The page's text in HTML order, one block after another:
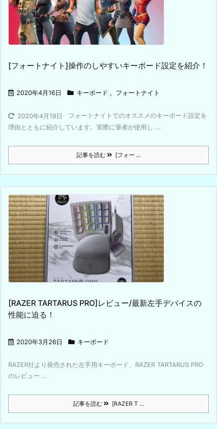
[フォートナイト]操作のしやすいキーボード設定を紹介！
2020年4月16日 キーボード , フォートナイト
2020年4月19日
フォートナイトでのオススメのキーボード設定を
理由とともに紹介しています。実際に筆者が使用し ...
記事を読む [フォー ...
[RAZER TARTARUS PRO]レビュー/最新左手デバイスの
性能に迫る！
2020年3月26日 キーボード
RAZER社より発売された左手用キーボード、RAZER TARTARUS PRO
のレビュー ...
記事を読む [RAZER T ...